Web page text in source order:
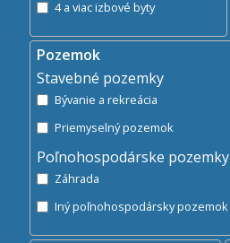
4 a viac izbové byty
Pozemok
Stavebné pozemky
Bývanie a rekreácia
Priemyselný pozemok
Poľnohospodárske pozemky
Záhrada
Iný poľnohospodársky pozemok